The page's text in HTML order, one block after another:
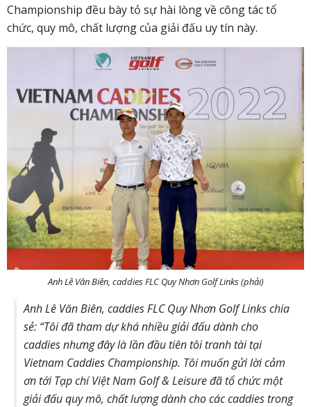
Championship đều bày tỏ sự hài lòng về công tác tổ
chức, quy mô, chất lượng của giải đấu uy tín này.
Anh Lê Văn Biên, caddies FLC Quy Nhơn Golf Links (phải)
Anh Lê Văn Biên, caddies FLC Quy Nhơn Golf Links chia
sẻ: “Tôi đã tham dự khá nhiều giải đấu dành cho
caddies nhưng đây là lần đầu tiên tôi tranh tài tại
Vietnam Caddies Championship. Tôi muốn gửi lời cảm
ơn tới Tạp chí Việt Nam Golf & Leisure đã tổ chức một
giải đấu quy mô, chất lượng dành cho các caddies trong